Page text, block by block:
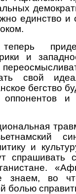
единство и
и
свой
бегство
оппонентов
и
спрашивать
во
болью